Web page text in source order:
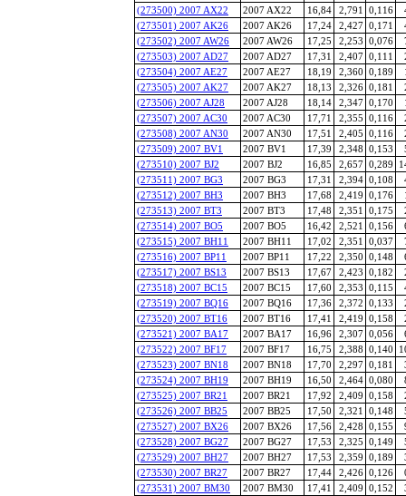
(273500) 2007 AX22 2007 AX22 16,84 2,791 0,116
(273501) 2007 AK26
2007 AK26 17,24 2,427 0,171
(273502) 2007 AW26
2007 AW26 17,25 2,253 0,076
(273503) 2007 AD27
2007 AD27 17,31 2,407 0,111
(273504) 2007 AE27
2007 AE27 18,19 2,360 0,189
(273505) 2007 AK27
2007 AK27 18,13 2,326 0,181
(273506) 2007 AJ28
2007 AJ28 18,14 2,347 0,170
(273507) 2007 AC30
2007 AC30 17,71 2,355 0,116
(273508) 2007 AN30
2007 AN30 17,51 2,405 0,116
(273509) 2007 BV1
2007 BV1 17,39 2,348 0,153
(273510) 2007 BJ2
2007 BJ2 16,85 2,657 0,289
(273511) 2007 BG3
2007 BG3 17,31 2,394 0,108
(273512) 2007 BH3
2007 BH3 17,68 2,419 0,176
(273513) 2007 BT3
2007 BT3 17,48 2,351 0,175
(273514) 2007 BO5
2007 BO5 16,42 2,521 0,156
(273515) 2007 BH11
2007 BH11 17,02 2,351 0,037
(273516) 2007 BP11
2007 BP11 17,22 2,350 0,148
(273517) 2007 BS13
2007 BS13 17,67 2,423 0,182
(273518) 2007 BC15
2007 BC15 17,60 2,353 0,115
(273519) 2007 BQ16
2007 BQ16 17,36 2,372 0,133
(273520) 2007 BT16
2007 BT16 17,41 2,419 0,158
(273521) 2007 BA17
2007 BA17 16,96 2,307 0,056
(273522) 2007 BF17
2007 BF17 16,75 2,388 0,140
(273523) 2007 BN18
2007 BN18 17,70 2,297 0,181
(273524) 2007 BH19
2007 BH19 16,50 2,464 0,080
(273525) 2007 BR21
2007 BR21 17,92 2,409 0,158
(273526) 2007 BB25
2007 BB25 17,50 2,321 0,148
(273527) 2007 BX26
2007 BX26 17,56 2,428 0,155
(273528) 2007 BG27
2007 BG27 17,53 2,325 0,149
(273529) 2007 BH27
2007 BH27 17,53 2,359 0,189
(273530) 2007 BR27
2007 BR27 17,44 2,426 0,126
(273531) 2007 BM30
2007 BM30 17,41 2,409 0,152